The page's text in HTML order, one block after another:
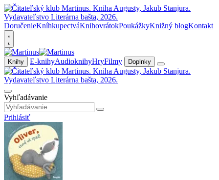
DoručenieKníhkupectváKnihovrátokPoukážkyKnižný blogKontakt
Knihy E-knihyAudioknihyHryFilmy Doplnky
Vyhľadávanie
Prihlásiť